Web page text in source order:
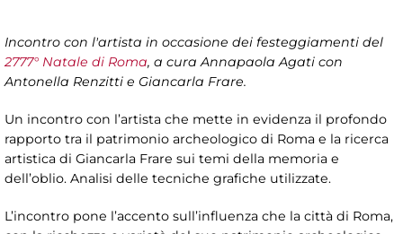
Incontro con l'artista in occasione dei festeggiamenti del
2777° Natale di Roma, a cura Annapaola Agati con
Antonella Renzitti e Giancarla Frare.
Un incontro con l’artista che mette in evidenza il profondo
rapporto tra il patrimonio archeologico di Roma e la ricerca
artistica di Giancarla Frare sui temi della memoria e
dell’oblio. Analisi delle tecniche grafiche utilizzate.
L’incontro pone l’accento sull’influenza che la città di Roma,